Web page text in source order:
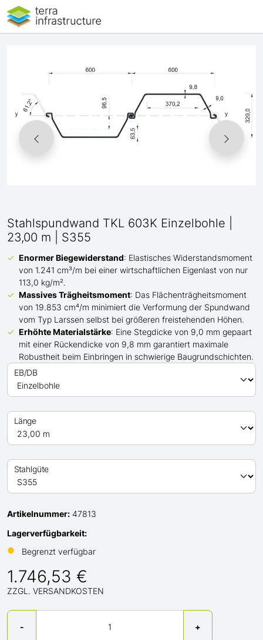
Stahlspundwand TKL 603K Einzelbohle |
23,00 m | S355
Enormer Biegewiderstand: Elastisches Widerstandsmoment
von 1.241 cm³/m bei einer wirtschaftlichen Eigenlast von nur
113,0 kg/m².
Massives Trägheitsmoment: Das Flächenträgheitsmoment
von 19.853 cm⁴/m minimiert die Verformung der Spundwand
vom Typ Larssen selbst bei größeren freistehenden Höhen.
Erhöhte Materialstärke: Eine Stegdicke von 9,0 mm gepaart
mit einer Rückendicke von 9,8 mm garantiert maximale
Robustheit beim Einbringen in schwierige Baugrundschichten.
EB/DB
Länge
Stahlgüte
Artikelnummer: 47813
Lagerverfügbarkeit:
●
Begrenzt verfügbar
1.746,53 €
ZZGL. VERSANDKOSTEN
-
Menge
+